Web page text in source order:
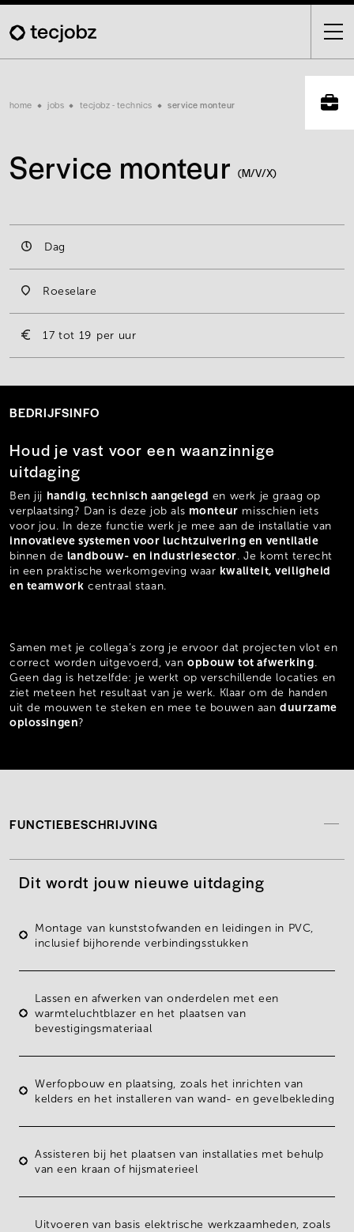
Skip
main
Breadcrumb
home jobs tecjobz - technics service monteur
Service monteur (M/V/X)
Dag
Roeselare
17 19 per uur
BEDRIJFSINFO
Houd je vast voor een waanzinnige
uitdaging
Ben jij handig ,technisch aangelegd en werk je graag op
verplaatsing? Dan is deze job als monteur misschien iets
voor jou. In deze functie werk je mee aan de installatie van
innovatieve systemen voor luchtzuivering en ventilatie
binnen de landbouw- en industriesector . Je komt terecht
in een praktische werkomgeving waar kwaliteit, veiligheid
en teamwork centraal staan.
Samen met je collega’s zorg je ervoor dat projecten vlot en
correct worden uitgevoerd, van opbouw tot afwerking
Geen dag is hetzelfde: je werkt op verschillende locaties en
ziet meteen het resultaat van je werk. Klaar om de handen
uit de mouwen te steken en mee te bouwen aanduurzame
oplossingen?
FUNCTIEBESCHRIJVING
Dit wordt jouw nieuwe uitdaging
Montage van kunststofwanden en leidingen in PVC,
inclusief bijhorende verbindingsstukken
Lassen en afwerken van onderdelen met een
warmteluchtblazer en het plaatsen van
bevestigingsmateriaal
Werfopbouw en plaatsing , zoals het inrichten van
kelders en het installeren van wand- en gevelbekleding
Assisteren bij het plaatsen van installaties met behulp
van een kraan of hijsmaterieel
Uitvoeren van basis elektrische werkzaamheden , zoals